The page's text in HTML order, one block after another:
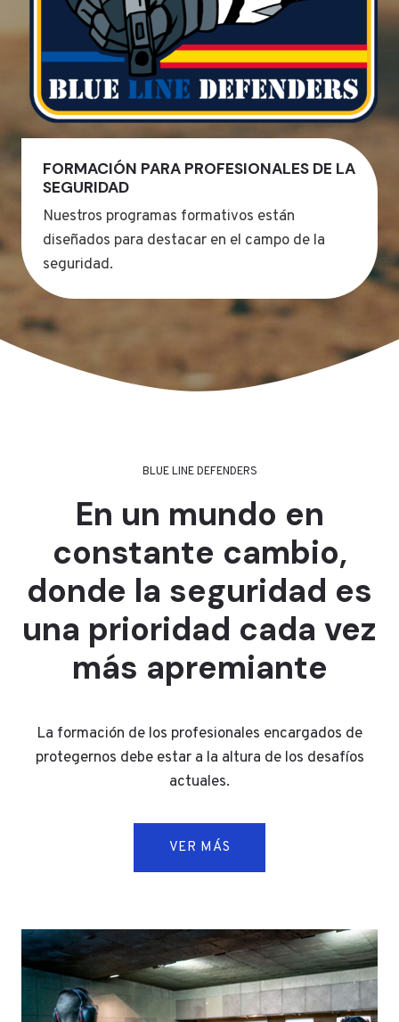
FORMACIÓN PARA PROFESIONALES DE LA
SEGURIDAD
Nuestros programas formativos están
diseñados para destacar en el campo de la
seguridad.
BLUE LINE DEFENDERS
En un mundo en
constante cambio,
donde la seguridad es
una prioridad cada vez
más apremiante
La formación de los profesionales encargados de
protegernos debe estar a la altura de los desafíos
actuales.
VER MÁS